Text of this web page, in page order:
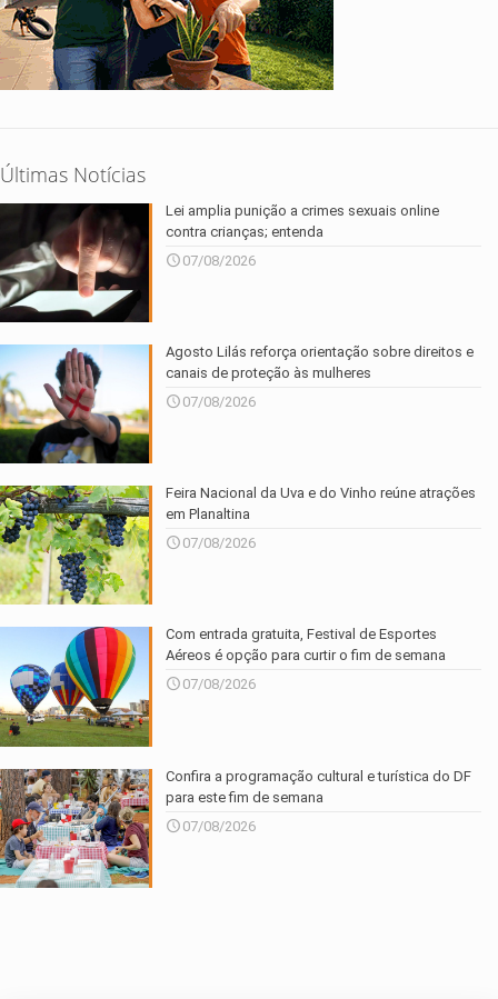
Últimas Notícias
Lei amplia punição a crimes sexuais online
contra crianças; entenda
07/08/2026
Agosto Lilás reforça orientação sobre direitos e
canais de proteção às mulheres
07/08/2026
Feira Nacional da Uva e do Vinho reúne atrações
em Planaltina
07/08/2026
Com entrada gratuita, Festival de Esportes
Aéreos é opção para curtir o fim de semana
07/08/2026
Confira a programação cultural e turística do DF
para este fim de semana
07/08/2026